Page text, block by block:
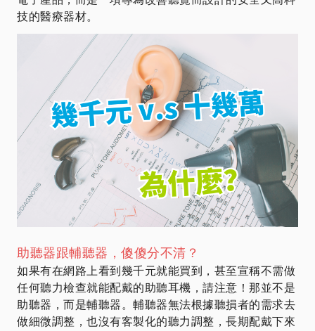
技的醫療器材。
助聽器跟輔聽器，傻傻分不清？
如果有在網路上看到幾千元就能買到，甚至宣稱不需做
任何聽力檢查就能配戴的助聽耳機，請注意！那並不是
助聽器，而是輔聽器。輔聽器無法根據聽損者的需求去
做細微調整，也沒有客製化的聽力調整，長期配戴下來